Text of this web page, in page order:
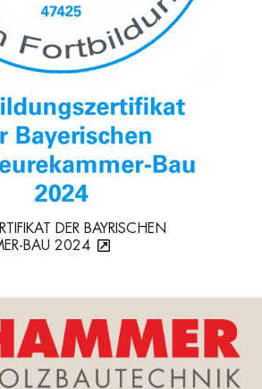
DER BAYRISCHEN
BAU 2024